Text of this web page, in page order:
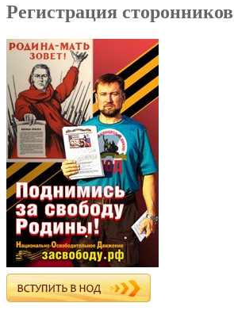
Регистрация сторонников